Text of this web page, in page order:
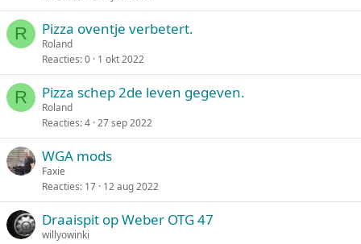
R Pizza oventje verbetert.
Roland
Reacties 0 1 okt 2022
R Pizza schep 2de leven gegeven.
Roland
Reacties 4 27 sep 2022
WGA mods
Faxie
Reacties 17 12 aug 2022
Draaispit op Weber OTG 47
willyowinki